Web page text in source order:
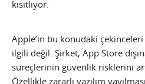
kısıtlıyor.
Apple’ın bu konudaki
ilgili değil. Şirket, App Store
süreçlerinin güvenlik risklerini
Özellikle zararlı yazılım